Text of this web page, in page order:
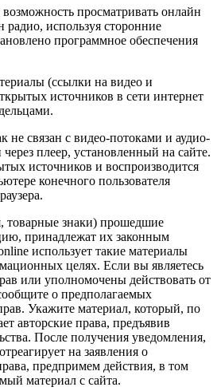
просматривать онлайн
используя сторонние
программное обеспечения
(ссылки на видео и
источников в сети интернет
не связан с видео-потоками и аудио-
плеер, установленный на сайте.
источников и воспроизводится
конечного пользователя
товарные знаки) прошедшие
принадлежат их законным
использует такие материалы
целях. Если вы являетесь
или уполномочены действовать от
о предполагаемых
Укажите материал, который, по
авторские права, предъявив
После получения уведомления,
на заявления о
предпримем действия, в том
материал с сайта.